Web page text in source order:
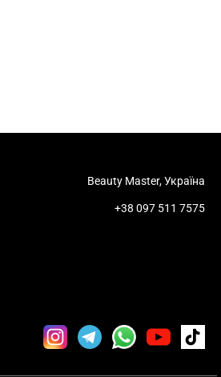
Beauty Master, Україна
+38 097 511 7575